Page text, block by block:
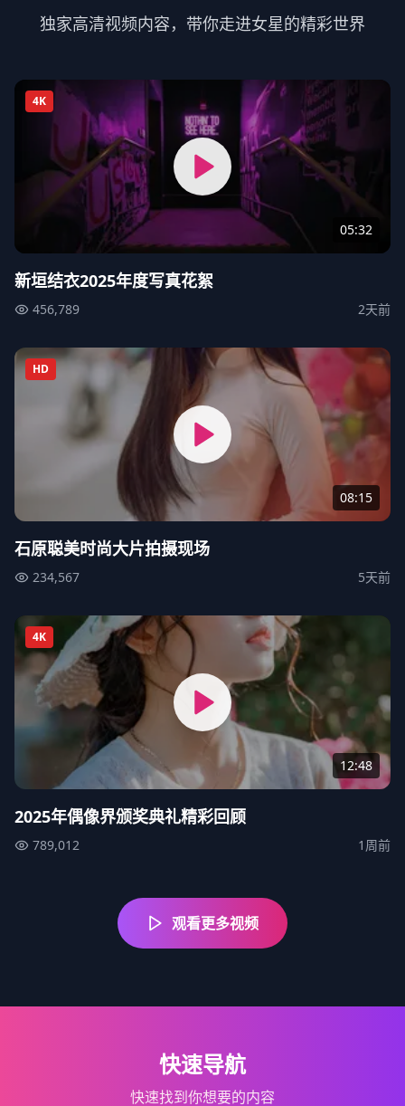
独家高清视频内容，带你走进女星的精彩世界
05:32
4K
新垣结衣2025年度写真花絮
456,789 2天前
08:15
HD
石原聪美时尚大片拍摄现场
234,567 5天前
12:48
4K
2025年偶像界颁奖典礼精彩回顾
789,012 1周前
观看更多视频
快速导航
快速找到你想要的内容